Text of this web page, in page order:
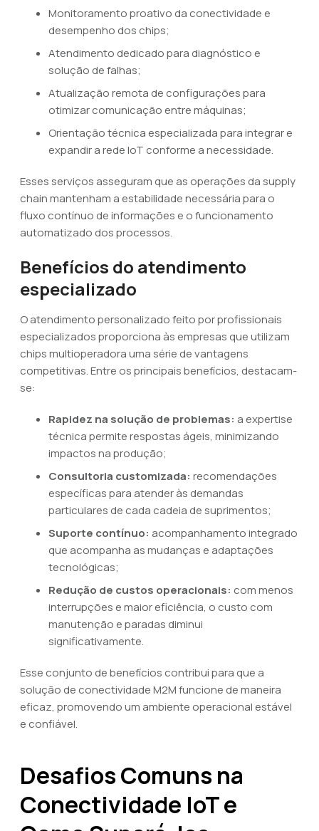
Monitoramento proativo da conectividade e
desempenho dos chips;
Atendimento dedicado para diagnóstico e
solução de falhas;
Atualização remota de configurações para
otimizar comunicação entre máquinas;
Orientação técnica especializada para integrar e
expandir a rede IoT conforme a necessidade.
Esses serviços asseguram que as operações da supply
chain mantenham a estabilidade necessária para o
fluxo contínuo de informações e o funcionamento
automatizado dos processos.
Benefícios do atendimento
especializado
O atendimento personalizado feito por profissionais
especializados proporciona às empresas que utilizam
chips multioperadora uma série de vantagens
competitivas. Entre os principais benefícios, destacam-
se:
Rapidez na solução de problemas: a expertise
técnica permite respostas ágeis, minimizando
impactos na produção;
Consultoria customizada: recomendações
específicas para atender às demandas
particulares de cada cadeia de suprimentos;
Suporte contínuo: acompanhamento integrado
que acompanha as mudanças e adaptações
tecnológicas;
Redução de custos operacionais: com menos
interrupções e maior eficiência, o custo com
manutenção e paradas diminui
significativamente.
Esse conjunto de benefícios contribui para que a
solução de conectividade M2M funcione de maneira
eficaz, promovendo um ambiente operacional estável
e confiável.
Desafios Comuns na
Conectividade IoT e